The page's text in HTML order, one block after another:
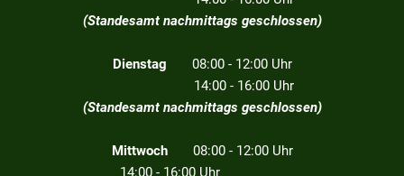
(Standesamt nachmittags geschlossen)
Dienstag 08:00 - 12:00 Uhr
14:00 - 16:00 Uhr
(Standesamt nachmittags geschlossen)
Mittwoch 08:00 - 12:00 Uhr
14:00 - 16:00 Uhr